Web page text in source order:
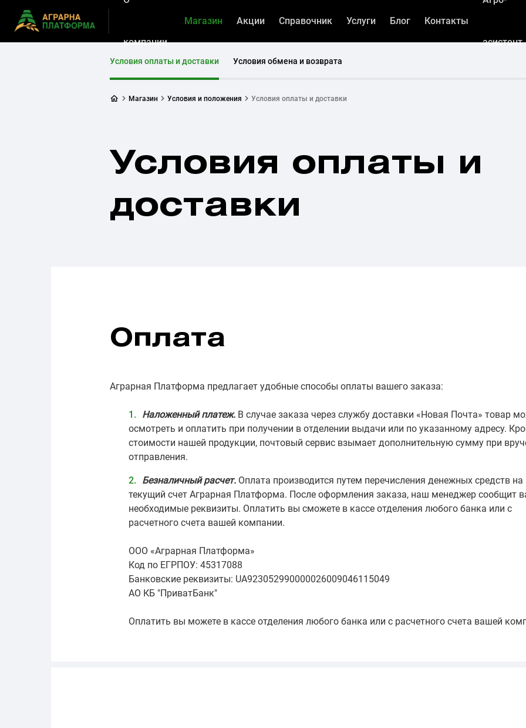
компании
Магазин Акции Справочник Услуги Блог Контакты
асистент
Условия оплаты и доставки Условия обмена и возврата
Магазин Условия и положения Условия оплаты и доставки
Условия оплаты и
доставки
Оплата
Аграрная Платформа предлагает удобные способы оплаты вашего заказа:
Наложенный платеж. В случае заказа через службу доставки «Новая Почта» товар
осмотреть и оплатить при получении в отделении выдачи или по указанному адресу.
стоимости нашей продукции, почтовый сервис взымает дополнительную сумму при
отправления.
Безналичный расчет. Оплата производится путем перечисления денежных средств на
текущий счет Аграрная Платформа. После оформления заказа, наш менеджер сообщит
необходимые реквизиты. Оплатить вы сможете в кассе отделения любого банка или с
расчетного счета вашей компании.
ООО «Аграрная Платформа»
Код по ЕГРПОУ: 45317088
Банковские реквизиты: UA923052990000026009046115049
АО КБ "ПриватБанк"
Оплатить вы можете в кассе отделения любого банка или с расчетного счета вашей